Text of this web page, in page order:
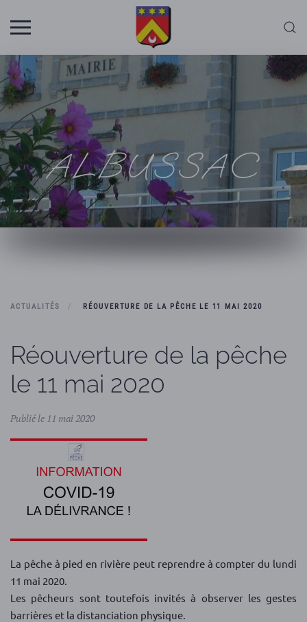
Skip to main content
ALBUSSAC
ACTUALITÉS RÉOUVERTURE DE LA PÊCHE LE 11 MAI 2020
Réouverture de la pêche
le 11 mai 2020
Publié le 11 mai 2020
La pêche à pied en rivière peut reprendre à compter du lundi
11 mai 2020.
Les pêcheurs sont toutefois invités à observer les gestes
barrières et la distanciation physique.